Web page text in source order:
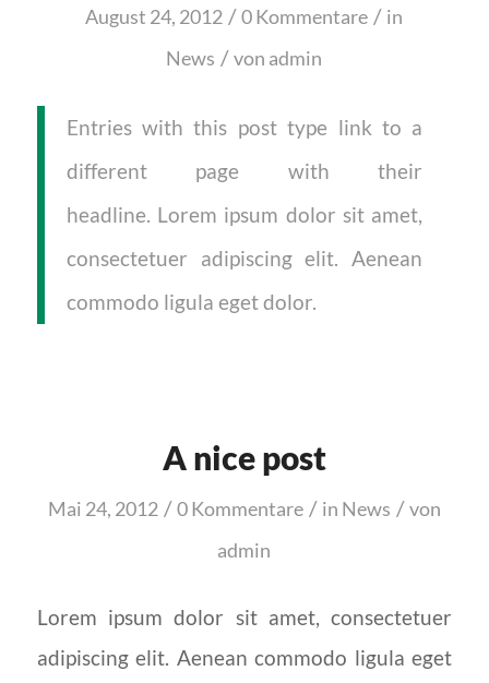
August 24, 2012 / 0 Kommentare / in
News / von admin
Entries with this post type link to a
different page with their
headline. Lorem ipsum dolor sit amet,
consectetuer adipiscing elit. Aenean
commodo ligula eget dolor.
A nice post
Mai 24, 2012 / 0 Kommentare / in News / von
admin
Lorem ipsum dolor sit amet, consectetuer
adipiscing elit. Aenean commodo ligula eget